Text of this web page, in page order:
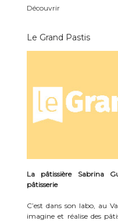
Découvrir
Le Grand Pastis
La pâtissière Sabrina
pâtisserie
C’est dans son labo, au
imagine et réalise des